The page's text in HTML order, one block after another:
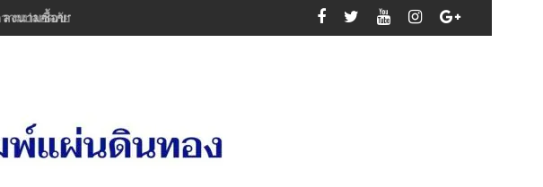
งนามซื้อขายน้ำเพื่ออุตสาหกรรม เสริมความมั่นคงระบบสาธารณูปโภค รองรับการเติบโตเขตพัฒน